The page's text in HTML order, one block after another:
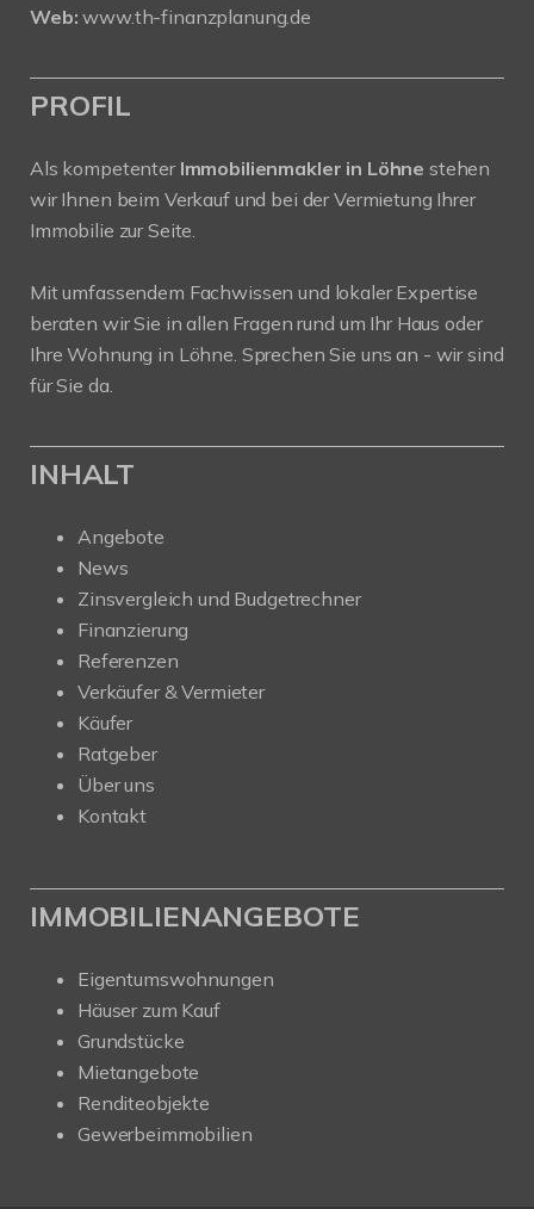
Web: www.th-finanzplanung.de
PROFIL
Als kompetenter Immobilienmakler in Löhne stehen
wir Ihnen beim Verkauf und bei der Vermietung Ihrer
Immobilie zur Seite.
Mit umfassendem Fachwissen und lokaler Expertise
beraten wir Sie in allen Fragen rund um Ihr Haus oder
Ihre Wohnung in Löhne. Sprechen Sie uns an - wir sind
für Sie da.
INHALT
Angebote
News
Zinsvergleich und Budgetrechner
Finanzierung
Referenzen
Verkäufer & Vermieter
Käufer
Ratgeber
Über uns
Kontakt
IMMOBILIENANGEBOTE
Eigentumswohnungen
Häuser zum Kauf
Grundstücke
Mietangebote
Renditeobjekte
Gewerbeimmobilien